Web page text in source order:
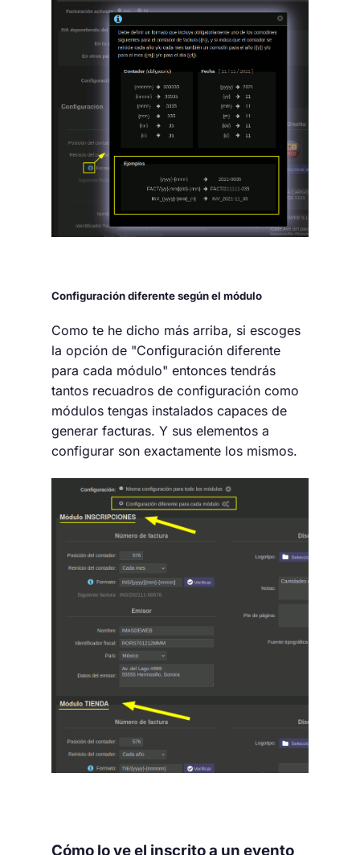
Configuración diferente según el módulo
Como te he dicho más arriba, si escoges
la opción de "Configuración diferente
para cada módulo" entonces tendrás
tantos recuadros de configuración como
módulos tengas instalados capaces de
generar facturas. Y sus elementos a
configurar son exactamente los mismos.
Cómo lo ve el inscrito a un evento